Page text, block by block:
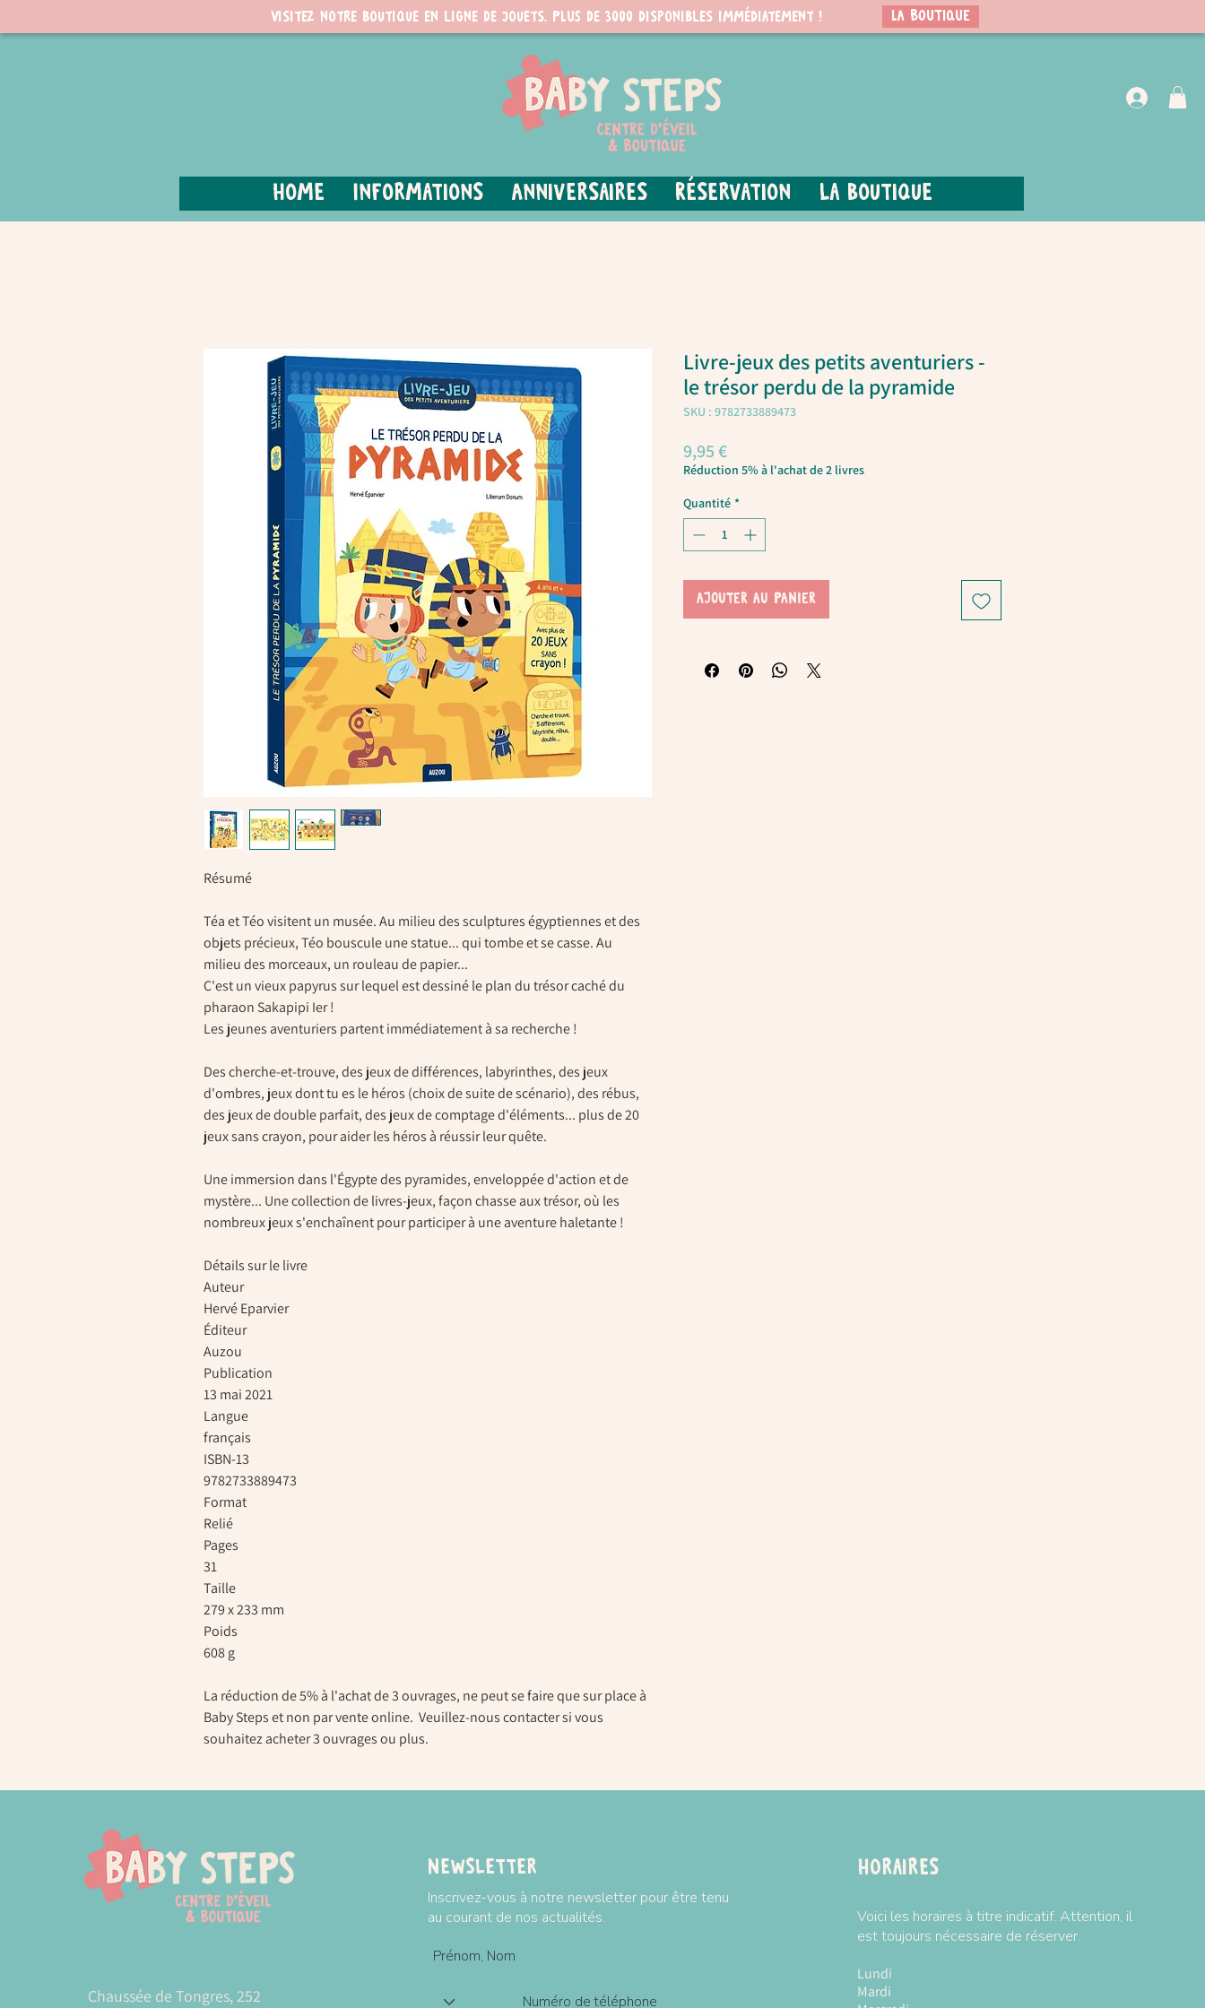
Visitez notre boutique en ligne de jouets. PLUS de 3000 disponibles immédiatement ! LA BOUTIQUE
Home Informations Anniversaires Réservation La boutique
Résumé
Téa et Téo visitent un musée. Au milieu des sculptures égyptiennes et des
objets précieux, Téo bouscule une statue... qui tombe et se casse. Au
milieu des morceaux, un rouleau de papier...
C'est un vieux papyrus sur lequel est dessiné le plan du trésor caché du
pharaon Sakapipi Ier !
Les jeunes aventuriers partent immédiatement à sa recherche !
Des cherche-et-trouve, des jeux de différences, labyrinthes, des jeux
d'ombres, jeux dont tu es le héros (choix de suite de scénario), des rébus,
des jeux de double parfait, des jeux de comptage d'éléments... plus de 20
jeux sans crayon, pour aider les héros à réussir leur quête.
Une immersion dans l'Égypte des pyramides, enveloppée d'action et de
mystère... Une collection de livres-jeux, façon chasse aux trésor, où les
nombreux jeux s'enchaînent pour participer à une aventure haletante !
Détails sur le livre
Auteur
Hervé Eparvier
Éditeur
Auzou
Publication
13 mai 2021
Langue
français
ISBN-13
9782733889473
Format
Relié
Pages
31
Taille
279 x 233 mm
Poids
608 g
La réduction de 5% à l'achat de 3 ouvrages, ne peut se faire que sur place à
Baby Steps et non par vente online. Veuillez-nous contacter si vous
souhaitez acheter 3 ouvrages ou plus.
Livre-jeux des petits aventuriers -
le trésor perdu de la pyramide
SKU : 9782733889473
9,95 €Prix
Réduction 5% à l'achat de 2 livres
Quantité *
AJOUTER AU PANIER
Chaussée de Tongres, 252
Newsletter
Inscrivez-vous à notre newsletter pour être tenu
au courant de nos actualités.
Horaires
Voici les horaires à titre indicatif. Attention, il
est toujours nécessaire de réserver.
Lundi
Mardi